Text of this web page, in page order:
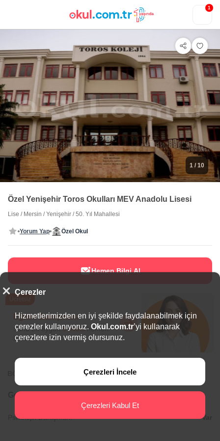
1
1 / 10
Özel Yenişehir Toros Okulları MEV Anadolu Lisesi
Lise / Mersin /Yenişehir /50. Yıl Mahallesi
Yorum Yap Özel Okul
Hemen Bilgi Al
Eğitim Danışmanı
Sana en uygun5 okuluhemen
bulalım.
BÖLGEDE ÖNE ÇIKAN OKULLAR
Genel Bilgiler
Psikolojik Danışman: Var
Çerezler
Hizmetlerimizden en iyi şekilde faydalanabilmek için
çerezler kullanıyoruz. Okul.com.tr’yi kullanarak
çerezlere izin vermiş olursunuz.
Çerezleri İncele
Çerezleri Kabul Et